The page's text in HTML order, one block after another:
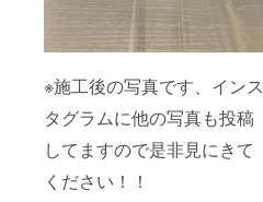
※施工後の写真です、インス
タグラムに他の写真も投稿
してますので是非見にきて
ください！！